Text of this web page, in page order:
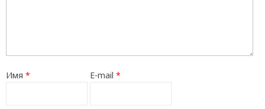
Имя* E-mail*